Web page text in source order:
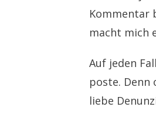
Kommentar
macht mich
Auf jeden
poste.
liebe